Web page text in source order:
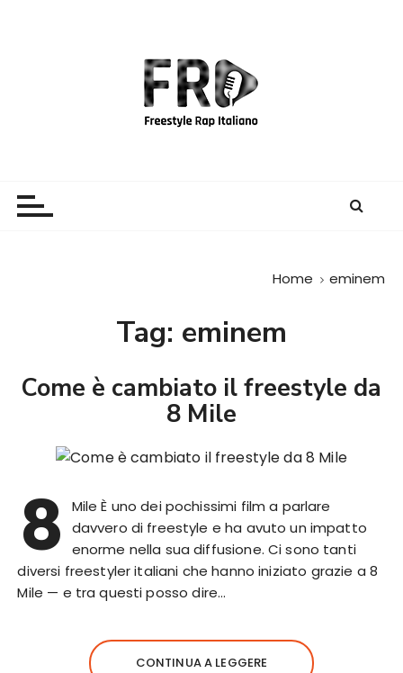
Home eminem
Tag: eminem
Come è cambiato il freestyle da
8 Mile
8
Mile È uno dei pochissimi film a parlare
davvero di freestyle e ha avuto un impatto
enorme nella sua diffusione. Ci sono tanti
diversi freestyler italiani che hanno iniziato grazie a 8
Mile — e tra questi posso dire…
CONTINUA A LEGGERE